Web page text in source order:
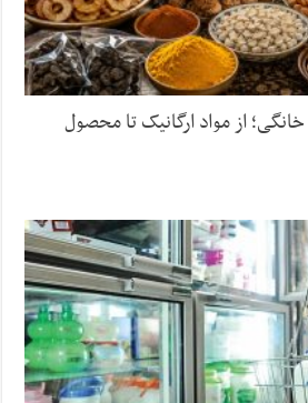
از مواد ارگانیک تا محصول